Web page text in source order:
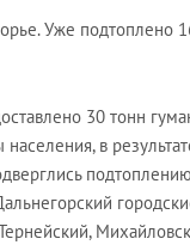
Уже подтоплено
30 тонн
в